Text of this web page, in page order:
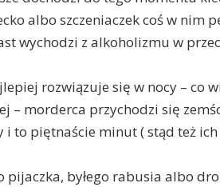
albo szczeniaczek coś w nim
wychodzi z alkoholizmu w
rozwiązuje się w nocy – co
– morderca przychodzi się
i to piętnaście minut ( stąd też
byłego rabusia albo